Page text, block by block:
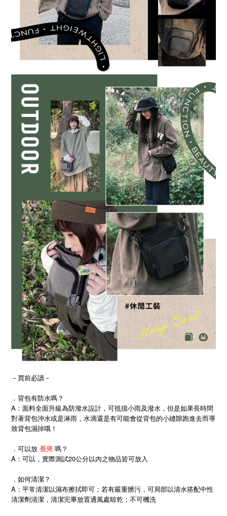
－買前必讀－
．背包有防水嗎？
A：面料全面升級為防潑水設計，可抵擋小雨及潑水，但是如果長時間
對著背包沖水或是淋雨，水滴還是有可能會從背包的小縫隙跑進去而導
致背包濕掉哦！
．可以放 長夾 嗎？
A：可以，實際測試20公分以內之物品皆可放入
．如何清潔？
A：平常清潔以濕布擦拭即可；若有嚴重髒污，可局部以清水搭配中性
清潔劑清潔，清潔完畢放置通風處晾乾；不可機洗